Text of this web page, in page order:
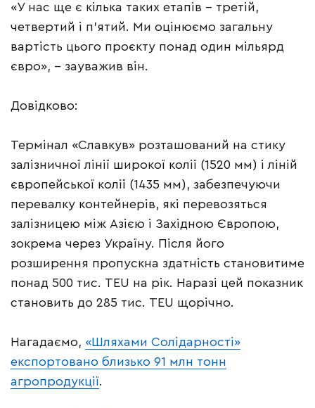
«У нас ще є кілька таких етапів – третій,
четвертий і п’ятий. Ми оцінюємо загальну
вартість цього проєкту понад один мільярд
євро», – зауважив він.
Довідково:
Термінал «Славкув» розташований на стику
залізничної лінії широкої колії (1520 мм) і ліній
європейської колії (1435 мм), забезпечуючи
перевалку контейнерів, які перевозяться
залізницею між Азією і Західною Європою,
зокрема через Україну. Після його
розширення пропускна здатність становитиме
понад 500 тис. TEU на рік. Наразі цей показник
становить до 285 тис. TEU щорічно.
Нагадаємо, «Шляхами Солідарності»
експортовано близько 91 млн тонн
агропродукції.